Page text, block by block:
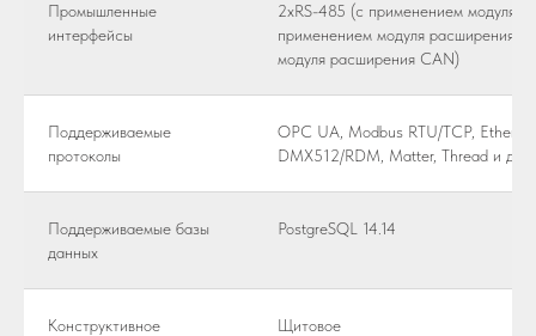
Промышленные
интерфейсы
2xRS-485 (с применением модуля
применением модуля расширения
модуля расширения CAN)
Поддерживаемые
протоколы
OPC UA, Modbus RTU/TCP,
DMX512/RDM, Matter, Thread и др.
Поддерживаемые базы
данных
PostgreSQL 14.14
Конструктивное
Щитовое